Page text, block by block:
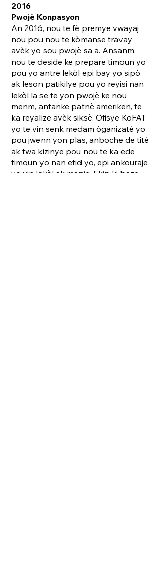
2016
Pwojè Konpasyon
An 2016, nou te fè premye vwayaj
nou pou nou te kòmanse travay
avèk yo sou pwojè sa a. Ansanm,
nou te deside ke prepare timoun yo
pou yo antre lekòl epi bay yo sipò
ak leson patikilye pou yo reyisi nan
lekòl la se te yon pwojè ke nou
menm, antanke patnè ameriken, te
ka reyalize avèk siksè. Ofisye KoFAT
yo te vin senk medam òganizatè yo
pou jwenn yon plas, anboche de titè
ak twa kizinye pou nou te ka ede
timoun yo nan etid yo, epi ankouraje
yo vin lekòl ak manje. Ekip ki baze